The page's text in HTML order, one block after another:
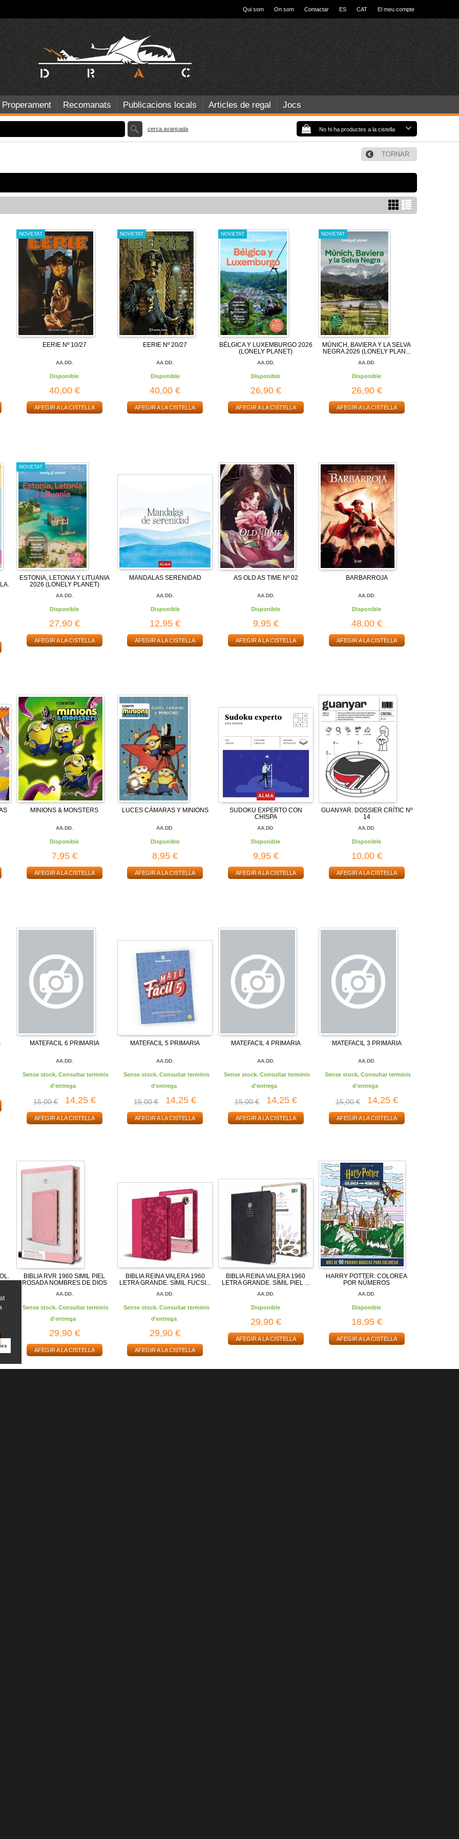
Qui som On som Contactar ES CAT El meu compte
Properament Recomanats Publicacions locals Articles de regal Jocs
No hi ha productes a la cistella
cerca avançada
TORNAR
NOVETAT
EERIE Nº 10/27
AA.DD.
Disponible
40,00 €
AFEGIR A LA CISTELLA
NOVETAT
EERIE Nº 20/27
AA.DD.
Disponible
40,00 €
AFEGIR A LA CISTELLA
NOVETAT
BÉLGICA Y LUXEMBURGO 2026
(LONELY PLANET)
AA.DD.
Disponible
26,90 €
AFEGIR A LA CISTELLA
NOVETAT
MÚNICH, BAVIERA Y LA SELVA
NEGRA 2026 (LONELY PLAN...
AA.DD.
Disponible
26,90 €
AFEGIR A LA CISTELLA
NOVETAT
ESTONIA, LETONIA Y LITUANIA
2026 (LONELY PLANET)
AA.DD.
Disponible
27,90 €
AFEGIR A LA CISTELLA
MANDALAS SERENIDAD
AA.DD.
Disponible
12,95 €
AFEGIR A LA CISTELLA
AS OLD AS TIME Nº 02
AA.DD.
Disponible
9,95 €
AFEGIR A LA CISTELLA
BARBARROJA
AA.DD.
Disponible
48,00 €
AFEGIR A LA CISTELLA
MINIONS & MONSTERS
AA.DD.
Disponible
7,95 €
AFEGIR A LA CISTELLA
LUCES CÁMARAS Y MINIONS
AA.DD.
Disponible
8,95 €
AFEGIR A LA CISTELLA
SUDOKU EXPERTO CON
CHISPA
AA.DD.
Disponible
9,95 €
AFEGIR A LA CISTELLA
GUANYAR. DOSSIER CRÍTIC Nº
14
AA.DD.
Disponible
10,00 €
AFEGIR A LA CISTELLA
MATEFACIL 6 PRIMARIA
AA.DD.
Sense stock. Consultar terminis
d'entrega
15,00 € 14,25 €
AFEGIR A LA CISTELLA
MATEFACIL 5 PRIMARIA
AA.DD.
Sense stock. Consultar terminis
d'entrega
15,00 € 14,25 €
AFEGIR A LA CISTELLA
MATEFACIL 4 PRIMARIA
AA.DD.
Sense stock. Consultar terminis
d'entrega
15,00 € 14,25 €
AFEGIR A LA CISTELLA
MATEFACIL 3 PRIMARIA
AA.DD.
Sense stock. Consultar terminis
d'entrega
15,00 € 14,25 €
AFEGIR A LA CISTELLA
BIBLIA RVR 1960 SIMIL PIEL
ROSADA NOMBRES DE DIOS
AA.DD.
Sense stock. Consultar terminis
d'entrega
29,90 €
AFEGIR A LA CISTELLA
BIBLIA REINA VALERA 1960
LETRA GRANDE. SÍMIL FUCSI...
AA.DD.
Sense stock. Consultar terminis
d'entrega
29,90 €
AFEGIR A LA CISTELLA
BIBLIA REINA VALERA 1960
LETRA GRANDE. SÍMIL PIEL ...
AA.DD.
Disponible
29,90 €
AFEGIR A LA CISTELLA
HARRY POTTER: COLOREA
POR NÚMEROS
AA.DD.
Disponible
18,95 €
AFEGIR A LA CISTELLA